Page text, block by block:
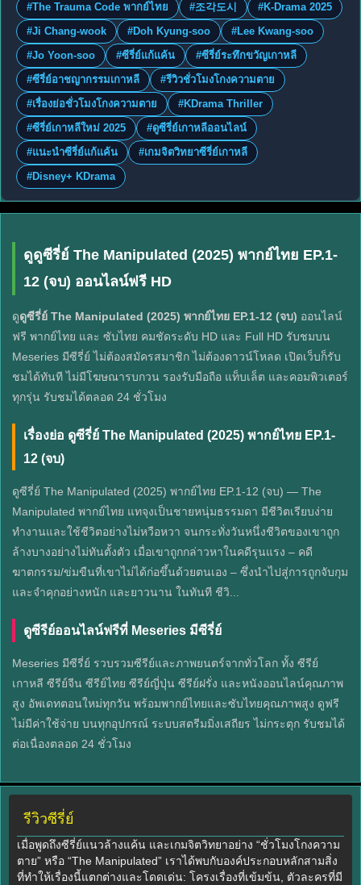
#The Trauma Code พากย์ไทย
#조각도시
#K-Drama 2025
#Ji Chang-wook
#Doh Kyung-soo
#Lee Kwang-soo
#Jo Yoon-soo
#ซีรี่ย์แก้แค้น
#ซีรี่ย์ระทึกขวัญเกาหลี
#ซีรี่ย์อาชญากรรมเกาหลี
#รีวิวชั่วโมงโกงความตาย
#เรื่องย่อชั่วโมงโกงความตาย
#KDrama Thriller
#ซีรี่ย์เกาหลีใหม่ 2025
#ดูซีรี่ย์เกาหลีออนไลน์
#แนะนำซีรี่ย์แก้แค้น
#เกมจิตวิทยาซีรี่ย์เกาหลี
#Disney+ KDrama
ดูดูซีรี่ย์ The Manipulated (2025) พากย์ไทย EP.1-
12 (จบ) ออนไลน์ฟรี HD
ดูดูซีรี่ย์ The Manipulated (2025) พากย์ไทย EP.1-12 (จบ) ออนไลน์
ฟรี พากย์ไทย และ ซับไทย คมชัดระดับ HD และ Full HD รับชมบน
Meseries มีซีรี่ย์ ไม่ต้องสมัครสมาชิก ไม่ต้องดาวน์โหลด เปิดเว็บก็รับ
ชมได้ทันที ไม่มีโฆษณารบกวน รองรับมือถือ แท็บเล็ต และคอมพิวเตอร์
ทุกรุ่น รับชมได้ตลอด 24 ชั่วโมง
เรื่องย่อ ดูซีรี่ย์ The Manipulated (2025) พากย์ไทย EP.1-
12 (จบ)
ดูซีรี่ย์ The Manipulated (2025) พากย์ไทย EP.1-12 (จบ) — The
Manipulated พากย์ไทย แทจุงเป็นชายหนุ่มธรรมดา มีชีวิตเรียบง่าย
ทำงานและใช้ชีวิตอย่างไม่หวือหวา จนกระทั่งวันหนึ่งชีวิตของเขาถูก
ล้างบางอย่างไม่ทันตั้งตัว เมื่อเขาถูกกล่าวหาในคดีรุนแรง – คดี
ฆาตกรรม/ข่มขืนที่เขาไม่ได้ก่อขึ้นด้วยตนเอง – ซึ่งนำไปสู่การถูกจับกุม
และจำคุกอย่างหนัก และยาวนาน ในทันที ชีวิ...
ดูซีรีย์ออนไลน์ฟรีที่ Meseries มีซีรี่ย์
Meseries มีซีรี่ย์ รวบรวมซีรีย์และภาพยนตร์จากทั่วโลก ทั้ง ซีรีย์
เกาหลี ซีรีย์จีน ซีรีย์ไทย ซีรีย์ญี่ปุ่น ซีรีย์ฝรั่ง และหนังออนไลน์คุณภาพ
สูง อัพเดทตอนใหม่ทุกวัน พร้อมพากย์ไทยและซับไทยคุณภาพสูง ดูฟรี
ไม่มีค่าใช้จ่าย บนทุกอุปกรณ์ ระบบสตรีมมิ่งเสถียร ไม่กระตุก รับชมได้
ต่อเนื่องตลอด 24 ชั่วโมง
รีวิวซีรี่ย์
เมื่อพูดถึงซีรี่ย์แนวล้างแค้น และเกมจิตวิทยาอย่าง “ชั่วโมงโกงความ
ตาย” หรือ “The Manipulated” เราได้พบกับองค์ประกอบหลักสามสิ่ง
ที่ทำให้เรื่องนี้แตกต่างและโดดเด่น: โครงเรื่องที่เข้มข้น, ตัวละครที่มี